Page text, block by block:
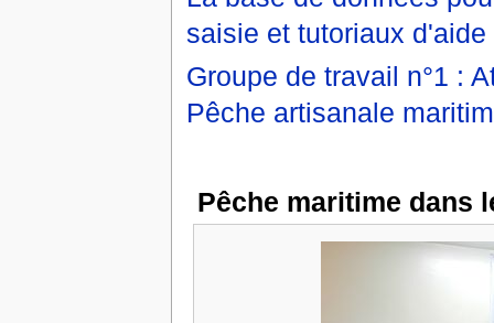
saisie et tutoriaux
Groupe de travail n°1 :
Pêche artisanale
Pêche maritime dans